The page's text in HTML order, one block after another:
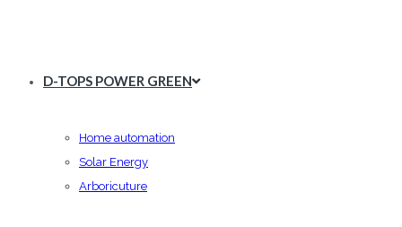
D-TOPS POWER GREEN
Home automation
Solar Energy
Arboricuture